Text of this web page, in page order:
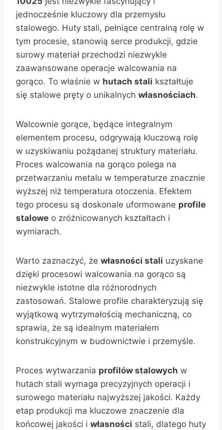
jednocześnie kluczowy dla przemysłu
stalowego. Huty stali, pełniące centralną rolę w
tym procesie, stanowią serce produkcji, gdzie
surowy materiał przechodzi niezwykle
zaawansowane operacje walcowania na
gorąco. To właśnie w hutach stali kształtuje
się stalowe pręty o unikalnych własnościach.
Walcownie gorące, będące integralnym
elementem procesu, odgrywają kluczową rolę
w uzyskiwaniu pożądanej struktury materiału.
Proces walcowania na gorąco polega na
przetwarzaniu metalu w temperaturze znacznie
wyższej niż temperatura otoczenia. Efektem
tego procesu są doskonale uformowane profile
stalowe o zróżnicowanych kształtach i
wymiarach.
Warto zaznaczyć, że własności stali uzyskane
dzięki procesowi walcowania na gorąco są
niezwykle istotne dla różnorodnych
zastosowań. Stalowe profile charakteryzują się
wyjątkową wytrzymałością mechaniczną, co
sprawia, że są idealnym materiałem
konstrukcyjnym w budownictwie i przemyśle.
Proces wytwarzania profilów stalowych w
hutach stali wymaga precyzyjnych operacji i
surowego materiału najwyższej jakości. Każdy
etap produkcji ma kluczowe znaczenie dla
końcowej jakości i własności stali, dlatego huty